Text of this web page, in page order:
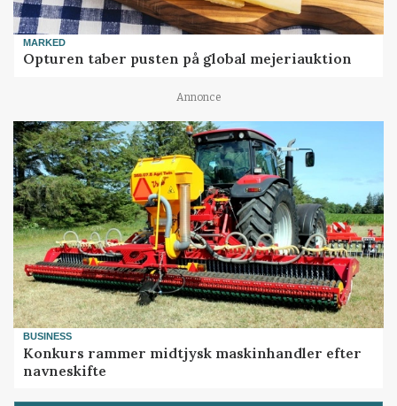
MARKED
Opturen taber pusten på global mejeriauktion
Annonce
BUSINESS
Konkurs rammer midtjysk maskinhandler efter
navneskifte